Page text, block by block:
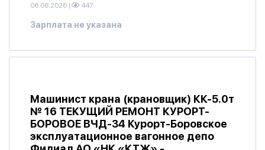
06.08.2026 | 447
Зарплата не указана
Машинист крана (крановщик) КК-5.0т
№ 16 ТЕКУЩИЙ РЕМОНТ КУРОРТ-
БОРОВОЕ ВЧД-34 Курорт-Боровское
эксплуатационное вагонное депо